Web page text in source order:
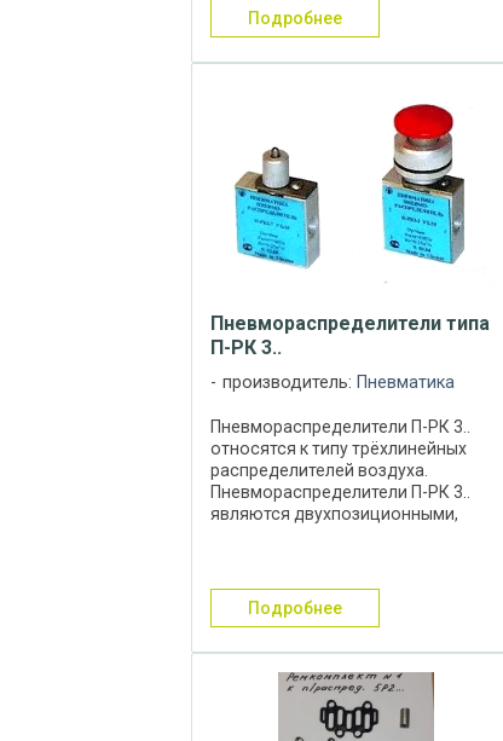
золотник с эластичными
уплотнениями. ...
подробнее
Пневмораспределители типа
П-РК 3..
производитель: Пневматика
Пневмораспределители П-РК 3..
относятся к типу трёхлинейных
распределителей воздуха.
Пневмораспределители П-РК 3..
являются двухпозиционными,
Конструкция ...
подробнее